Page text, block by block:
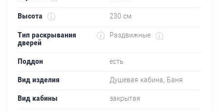
Высота 230 см
Тип раскрывания
дверей
Раздвижные
Поддон
есть
Вид изделия
Душевая кабина, Баня
Вид кабины
закрытая